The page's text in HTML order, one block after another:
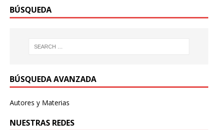
BÚSQUEDA
BÚSQUEDA AVANZADA
Autores y Materias
NUESTRAS REDES